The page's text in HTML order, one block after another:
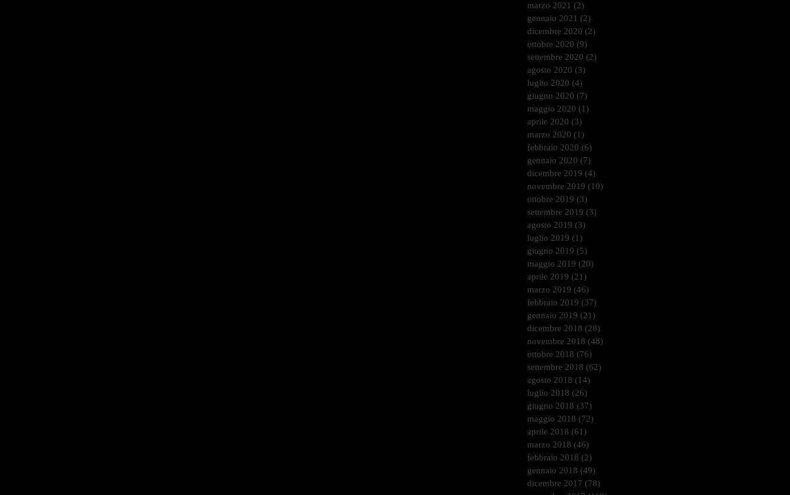
marzo 2021 (2)
gennaio 2021 (2)
dicembre 2020 (2)
ottobre 2020 (9)
settembre 2020 (2)
agosto 2020 (3)
luglio 2020 (4)
giugno 2020 (7)
maggio 2020 (1)
aprile 2020 (3)
marzo 2020 (1)
febbraio 2020 (6)
gennaio 2020 (7)
dicembre 2019 (4)
novembre 2019 (10)
ottobre 2019 (3)
settembre 2019 (3)
agosto 2019 (3)
luglio 2019 (1)
giugno 2019 (5)
maggio 2019 (20)
aprile 2019 (21)
marzo 2019 (46)
febbraio 2019 (37)
gennaio 2019 (21)
dicembre 2018 (28)
novembre 2018 (48)
ottobre 2018 (76)
settembre 2018 (62)
agosto 2018 (14)
luglio 2018 (26)
giugno 2018 (37)
maggio 2018 (72)
aprile 2018 (61)
marzo 2018 (46)
febbraio 2018 (2)
gennaio 2018 (49)
dicembre 2017 (78)